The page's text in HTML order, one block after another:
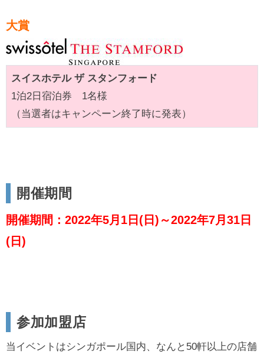
大賞
スイスホテル ザ スタンフォード
1泊2日宿泊券 1名様
（当選者はキャンペーン終了時に発表）
開催期間
開催期間：2022年5月1日(日)～2022年7月31日
(日)
参加加盟店
当イベントはシンガポール国内、なんと50軒以上の店舗